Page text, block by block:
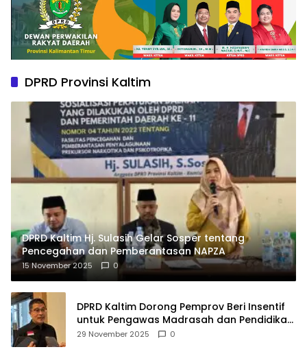
DPRD Provinsi Kaltim
DPRD Kaltim Hj. Sulasih Gelar Sosper tentang
Pencegahan dan Pemberantasan NAPZA
15 November 2025 0
DPRD Kaltim Dorong Pemprov Beri Insentif
untuk Pengawas Madrasah dan Pendidikan
Agama
29 November 2025 0